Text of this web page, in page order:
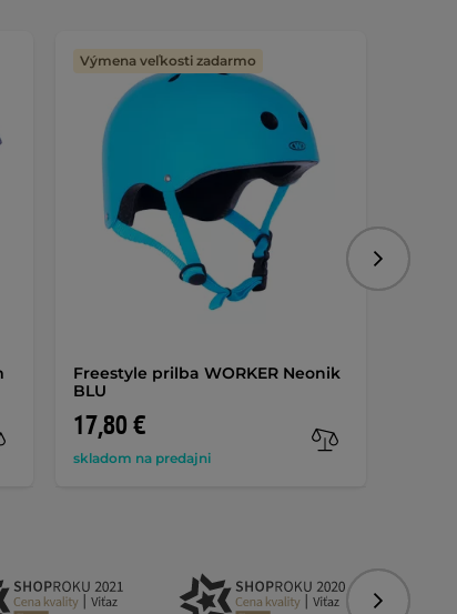
Freestyle prilba WORKER Neonik
BLU
17,80 €
skladom na predajni
Výmena veľkosti zadarmo